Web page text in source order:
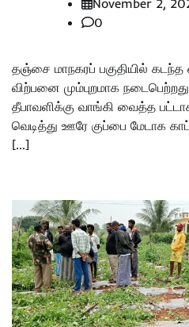
0
தஞ்சை மாநகரப் பகுதியில் கடந்த
விற்பனை மும்புறமாக
தீபாவளிக்கு வாங்கி வைத்த
வெடித்து ஊரே குப்பை மேடாக
[…]